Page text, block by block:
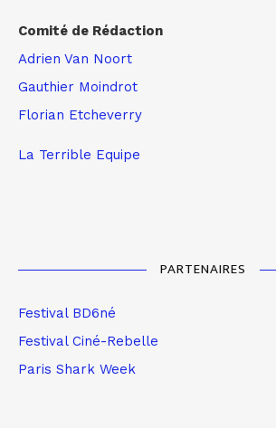
Comité de Rédaction
Adrien Van Noort
Gauthier Moindrot
Florian Etcheverry
La Terrible Equipe
PARTENAIRES
Festival BD6né
Festival Ciné-Rebelle
Paris Shark Week